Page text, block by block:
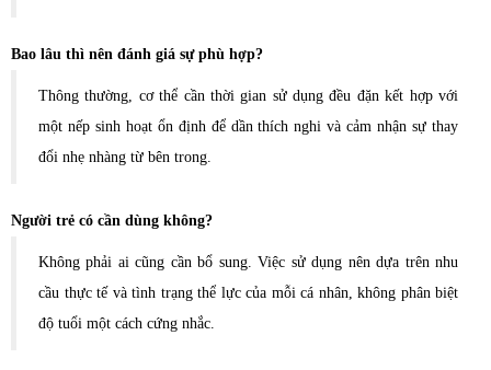
Bao lâu thì nên đánh giá sự phù hợp?
Thông thường, cơ thể cần thời gian sử dụng đều đặn kết hợp với
một nếp sinh hoạt ổn định để dần thích nghi và cảm nhận sự thay
đổi nhẹ nhàng từ bên trong.
Người trẻ có cần dùng không?
Không phải ai cũng cần bổ sung. Việc sử dụng nên dựa trên nhu
cầu thực tế và tình trạng thể lực của mỗi cá nhân, không phân biệt
độ tuổi một cách cứng nhắc.